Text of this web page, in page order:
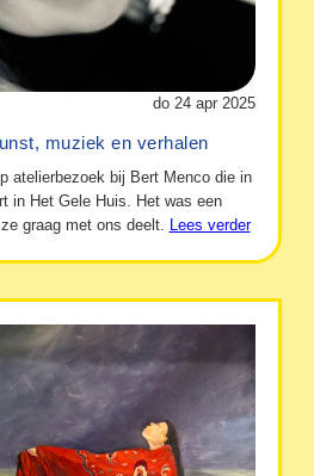
do 24 apr 2025
muziek en verhalen
atelierbezoek bij Bert Menco die in
in Het Gele Huis. Het was een
graag met ons deelt.
Lees verder